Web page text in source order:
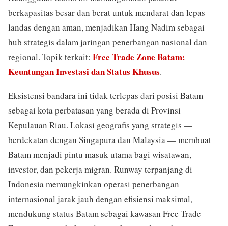
berkapasitas besar dan berat untuk mendarat dan lepas
landas dengan aman, menjadikan Hang Nadim sebagai
hub strategis dalam jaringan penerbangan nasional dan
regional. Topik terkait: Free Trade Zone Batam:
Keuntungan Investasi dan Status Khusus.
Eksistensi bandara ini tidak terlepas dari posisi Batam
sebagai kota perbatasan yang berada di Provinsi
Kepulauan Riau. Lokasi geografis yang strategis —
berdekatan dengan Singapura dan Malaysia — membuat
Batam menjadi pintu masuk utama bagi wisatawan,
investor, dan pekerja migran. Runway terpanjang di
Indonesia memungkinkan operasi penerbangan
internasional jarak jauh dengan efisiensi maksimal,
mendukung status Batam sebagai kawasan Free Trade